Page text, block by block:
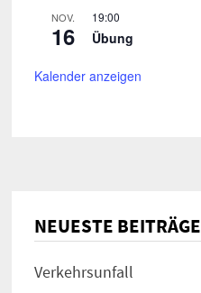
NOV.
16
19:00
Übung
Kalender anzeigen
NEUESTE BEITRÄGE
Verkehrsunfall